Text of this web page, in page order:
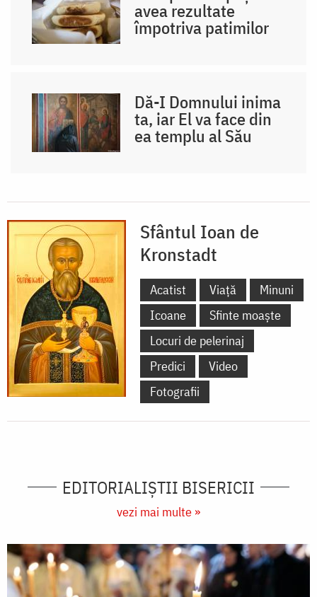
avea rezultate
împotriva patimilor
Dă-I Domnului inima
ta, iar El va face din
ea templu al Său
Sfântul Ioan de
Kronstadt
Acatist Viață
Minuni
Icoane
Sfinte moaște
Locuri de pelerinaj
Predici
Video
Fotografii
EDITORIALIȘTII BISERICII
vezi mai multe »